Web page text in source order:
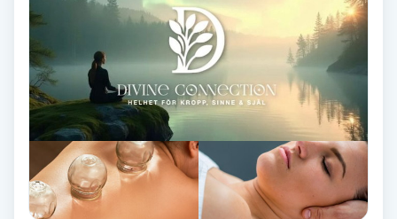
Nagelklippning
Nagelsvamp
Nageltrång
Nagelvård